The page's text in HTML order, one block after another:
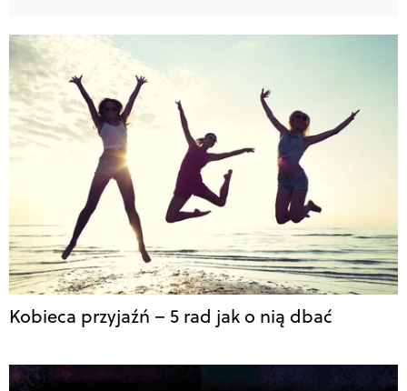
Kobieca przyjaźń – 5 rad jak o nią dbać